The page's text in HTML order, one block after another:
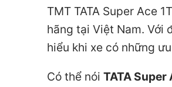
TMT TATA Super Ace
hãng tại Việt Nam. Với
hiểu khi xe có những
Có thể nói TATA Super